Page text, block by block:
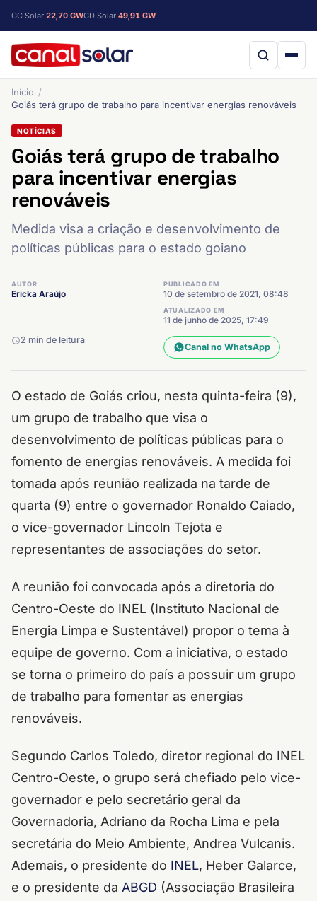
GC Solar 22,70 GWGD Solar 49,91 GW
Início
Goiás terá grupo de trabalho para incentivar energias renováveis
NOTÍCIAS
Goiás terá grupo de trabalho
para incentivar energias
renováveis
Medida visa a criação e desenvolvimento de
políticas públicas para o estado goiano
AUTOR
Ericka Araújo
PUBLICADO EM
10 de setembro de 2021, 08:48
ATUALIZADO EM
11 de junho de 2025, 17:49
2 min de leitura
Canal no WhatsApp
O estado de Goiás criou, nesta quinta-feira (9),
um grupo de trabalho que visa o
desenvolvimento de políticas públicas para o
fomento de energias renováveis. A medida foi
tomada após reunião realizada na tarde de
quarta (9) entre o governador Ronaldo Caiado,
o vice-governador Lincoln Tejota e
representantes de associações do setor.
A reunião foi convocada após a diretoria do
Centro-Oeste do INEL (Instituto Nacional de
Energia Limpa e Sustentável) propor o tema à
equipe de governo. Com a iniciativa, o estado
se torna o primeiro do país a possuir um grupo
de trabalho para fomentar as energias
renováveis.
Segundo Carlos Toledo, diretor regional do INEL
Centro-Oeste, o grupo será chefiado pelo vice-
governador e pelo secretário geral da
Governadoria, Adriano da Rocha Lima e pela
secretária do Meio Ambiente, Andrea Vulcanis.
Ademais, o presidente do INEL, Heber Galarce,
e o presidente da ABGD (Associação Brasileira